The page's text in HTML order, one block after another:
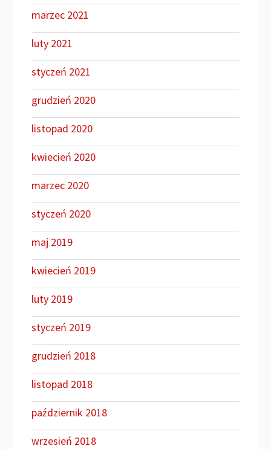
marzec 2021
luty 2021
styczeń 2021
grudzień 2020
listopad 2020
kwiecień 2020
marzec 2020
styczeń 2020
maj 2019
kwiecień 2019
luty 2019
styczeń 2019
grudzień 2018
listopad 2018
październik 2018
wrzesień 2018